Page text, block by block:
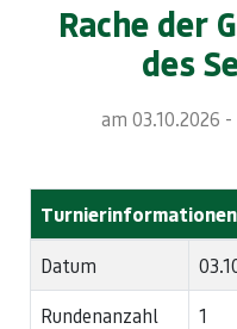
Rache der
des
am 03.10.2026
Turnierinformationen
Datum
Rundenanzahl
1